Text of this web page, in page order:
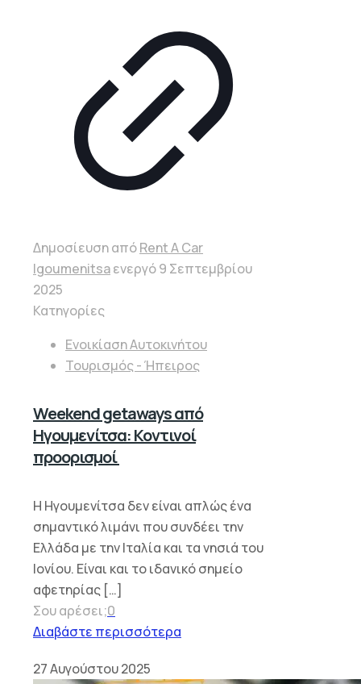
Δημοσίευση απόRent A Car
Igoumenitsaενεργό9 Σεπτεμβρίου
2025
Κατηγορίες
Ενοικίαση Αυτοκινήτου
Τουρισμός - Ήπειρος
Weekend getaways από
Ηγουμενίτσα: Κοντινοί
προορισμοί
Η Ηγουμενίτσα δεν είναι απλώς ένα
σημαντικό λιμάνι που συνδέει την
Ελλάδα με την Ιταλία και τα νησιά του
Ιονίου. Είναι και το ιδανικό σημείο
αφετηρίας […]
Σου αρέσει;0
Διαβάστε περισσότερα
27 Αυγούστου 2025